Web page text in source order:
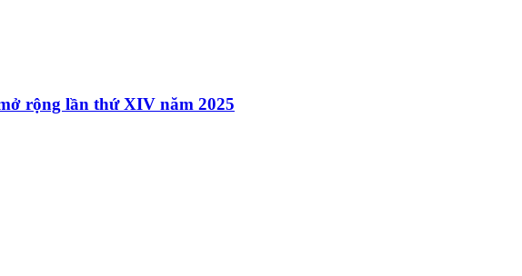
rộng lần thứ XIV năm 2025